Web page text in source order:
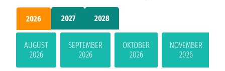
2026 2027 2028
AUGUST
2026
SEPTEMBER
2026
OKTOBER
2026
NOVEMBER
2026